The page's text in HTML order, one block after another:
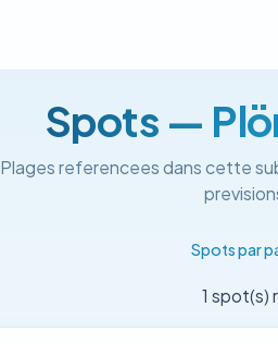
Spots —
Plages referencees dans cette
Spots par
1 spot(s)